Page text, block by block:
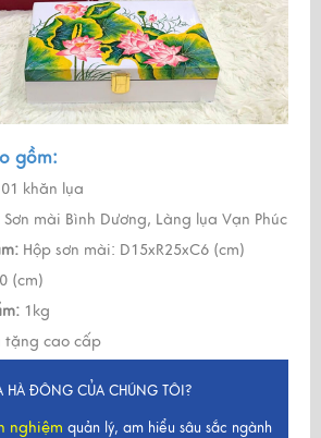
gồm:
khăn lụa
Sơn mài Bình Dương, Làng lụa Vạn Phúc
Hộp sơn mài: D15xR25xC6 (cm)
(cm)
1kg
tặng cao cấp
HÀ ĐÔNG CỦA CHÚNG TÔI?
nghiệm quản lý, am hiểu sâu sắc ngành